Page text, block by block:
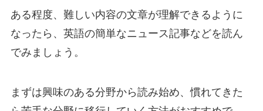
ある程度、難しい内容の文章が理解できるように
なったら、英語の簡単なニュース記事などを読ん
でみましょう。
まずは興味のある分野から読み始め、慣れてきた